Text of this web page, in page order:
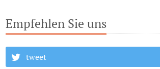
Empfehlen Sie uns
tweet